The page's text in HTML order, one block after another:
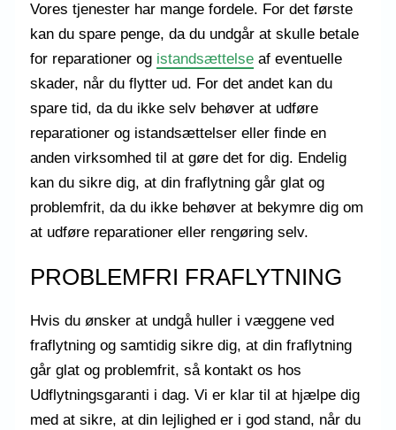
Vores tjenester har mange fordele. For det første
kan du spare penge, da du undgår at skulle betale
for reparationer og istandsættelse af eventuelle
skader, når du flytter ud. For det andet kan du
spare tid, da du ikke selv behøver at udføre
reparationer og istandsættelser eller finde en
anden virksomhed til at gøre det for dig. Endelig
kan du sikre dig, at din fraflytning går glat og
problemfrit, da du ikke behøver at bekymre dig om
at udføre reparationer eller rengøring selv.
PROBLEMFRI FRAFLYTNING
Hvis du ønsker at undgå huller i væggene ved
fraflytning og samtidig sikre dig, at din fraflytning
går glat og problemfrit, så kontakt os hos
Udflytningsgaranti i dag. Vi er klar til at hjælpe dig
med at sikre, at din lejlighed er i god stand, når du